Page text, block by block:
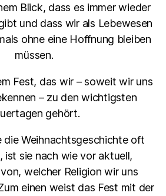
Blick, dass es immer wieder
und dass wir als Lebewesen
ohne eine Hoffnung bleiben
müssen.
Fest, das wir – soweit wir uns
– zu den wichtigsten
gehört.
die Weihnachtsgeschichte oft
ist sie nach wie vor aktuell,
welcher Religion wir uns
einen weist das Fest mit der